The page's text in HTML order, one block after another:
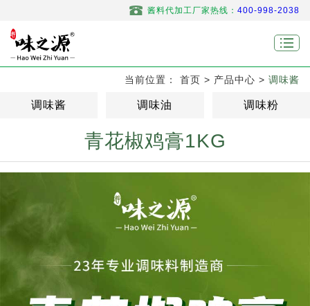
酱料代加工厂家热线： 400-998-2038
当前位置： 首页 > 产品中心 > 调味酱
调味酱 调味油 调味粉
青花椒鸡膏1KG